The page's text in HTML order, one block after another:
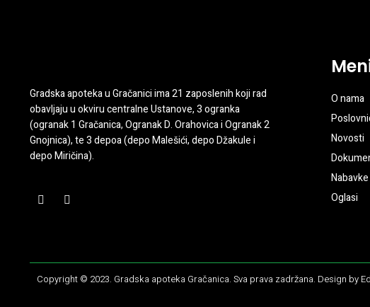
Gradska apoteka u Gračanici ima 21 zaposlenih koji rad
obavljaju u okviru centralne Ustanove, 3 ogranka
(ogranak 1 Gračanica, Ogranak D. Orahovica i Ogranak 2
Gnojnica), te 3 depoa (depo Malešići, depo Džakule i
depo Miričina).
O nama
Novosti
Nabavke
Oglasi
Copyright © 2023. Gradska apoteka Gračanica. Sva prava zadržana. Design by